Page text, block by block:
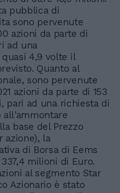
pubblica di
sono pervenute
azioni da parte di
ad una
4,9 volte il
Quanto al
sono pervenute
azioni da parte di 153
pari ad una richiesta di
all'ammontare
base del Prezzo
azione), la
di Borsa di Eems
milioni di Euro.
al segmento Star
Azionario è stato